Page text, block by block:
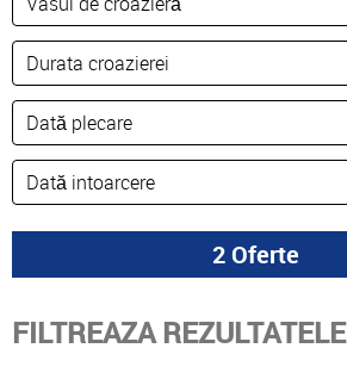
FILTREAZA REZULTATELE